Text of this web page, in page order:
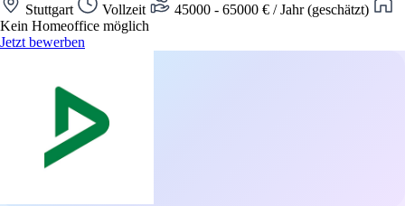
Stuttgart Vollzeit
45000 - 65000 € / Jahr (geschätzt)
Kein Homeoffice möglich
Jetzt bewerben